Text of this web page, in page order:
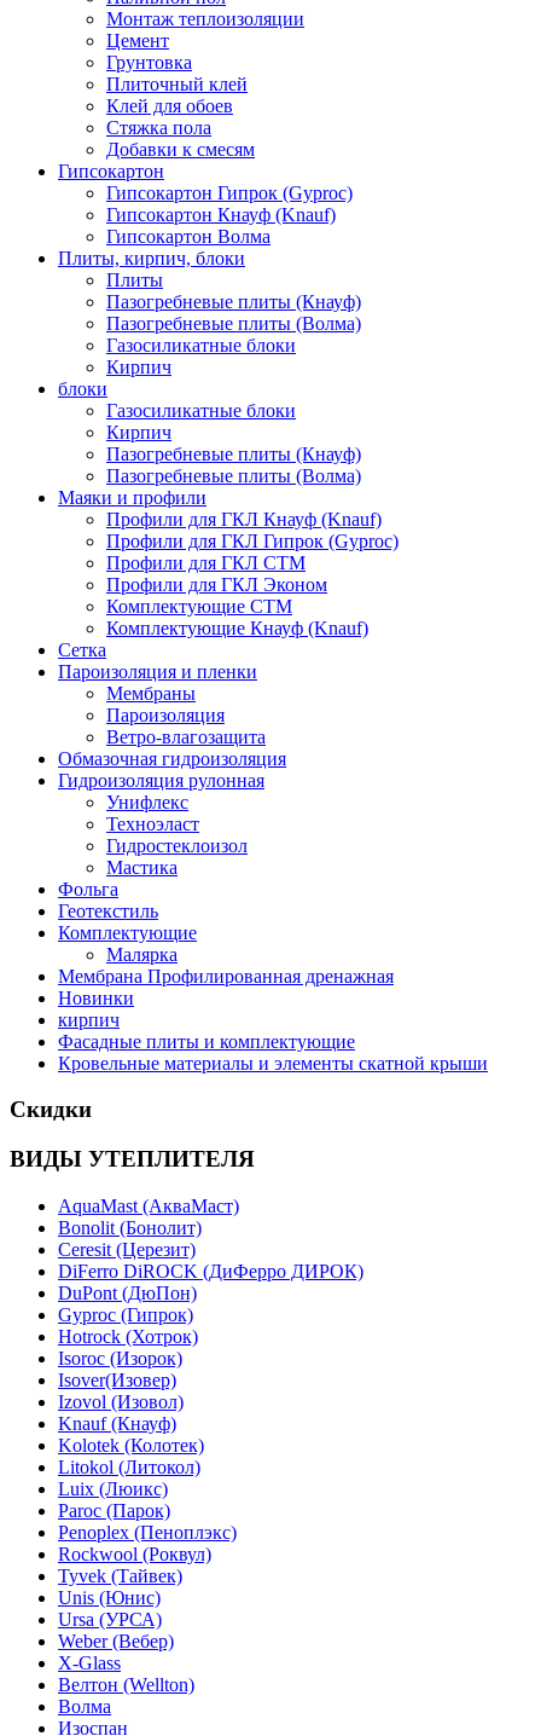
Монтаж теплоизоляции
Цемент
Грунтовка
Плиточный клей
Клей для обоев
Стяжка пола
Добавки к смесям
Гипсокартон
Гипсокартон Гипрок (Gyproc)
Гипсокартон Кнауф (Knauf)
Гипсокартон Волма
Плиты, кирпич, блоки
Плиты
Пазогребневые плиты (Кнауф)
Пазогребневые плиты (Волма)
Газосиликатные блоки
Кирпич
блоки
Газосиликатные блоки
Кирпич
Пазогребневые плиты (Кнауф)
Пазогребневые плиты (Волма)
Маяки и профили
Профили для ГКЛ Кнауф (Knauf)
Профили для ГКЛ Гипрок (Gyproc)
Профили для ГКЛ СТМ
Профили для ГКЛ Эконом
Комплектующие СТМ
Комплектующие Кнауф (Knauf)
Сетка
Пароизоляция и пленки
Мембраны
Пароизоляция
Ветро-влагозащита
Обмазочная гидроизоляция
Гидроизоляция рулонная
Унифлекс
Техноэласт
Гидростеклоизол
Мастика
Фольга
Геотекстиль
Комплектующие
Малярка
Мембрана Профилированная дренажная
Новинки
кирпич
Фасадные плиты и комплектующие
Кровельные материалы и элементы скатной крыши
Скидки
ВИДЫ УТЕПЛИТЕЛЯ
AquaMast (АкваМаст)
Bonolit (Бонолит)
Ceresit (Церезит)
DiFerro DiROCK (ДиФерро ДИРОК)
DuPont (ДюПон)
Gyproc (Гипрок)
Hotrock (Хотрок)
Isoroc (Изорок)
Isover(Изовер)
Izovol (Изовол)
Knauf (Кнауф)
Kolotek (Колотек)
Litokol (Литокол)
Luix (Люикс)
Paroc (Парок)
Penoplex (Пеноплэкс)
Rockwool (Роквул)
Tyvek (Тайвек)
Unis (Юнис)
Ursa (УРСА)
Weber (Вебер)
X-Glass
Велтон (Wellton)
Волма
Изоспан